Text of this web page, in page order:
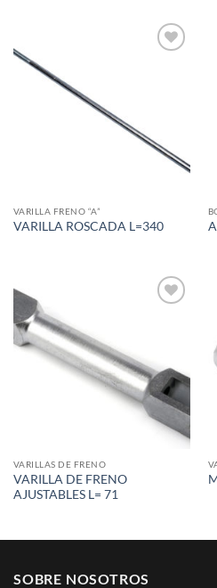
VARILLA FRENO “A”
VARILLA ROSCADA L=340
VARILLAS DE FRENO
VARILLA DE FRENO
AJUSTABLES L= 71
SOBRE NOSOTROS